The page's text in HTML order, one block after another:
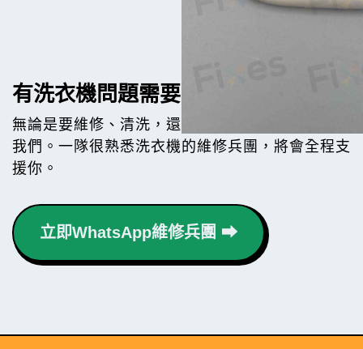
有洗衣機問題需要幫手？
無論是要維修、清洗，還是買機，都歡迎隨時聯絡
我們。一隊很熟悉洗衣機的維修兵團，將會全程支
援你。
立即WhatsApp維修兵團 ⮕